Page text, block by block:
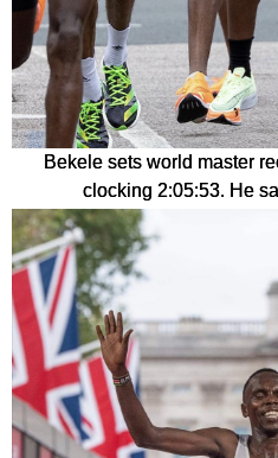
Bekele sets world master
clocking 2:05:53. He